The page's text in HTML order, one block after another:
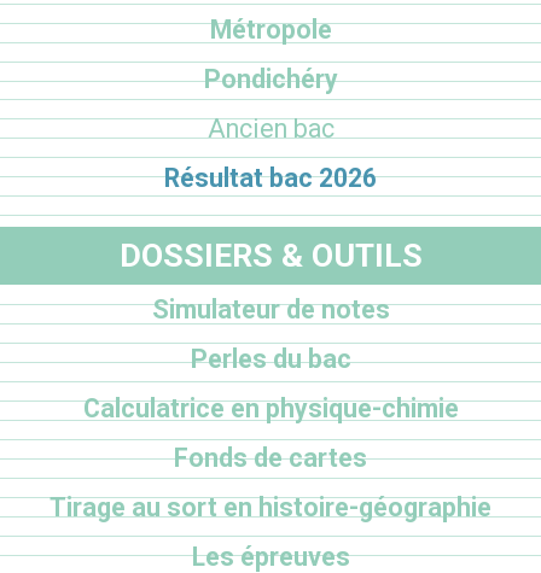
Métropole
Pondichéry
Ancien bac
Résultat bac 2026
DOSSIERS & OUTILS
Simulateur de notes
Perles du bac
Calculatrice en physique-chimie
Fonds de cartes
Tirage au sort en histoire-géographie
Les épreuves